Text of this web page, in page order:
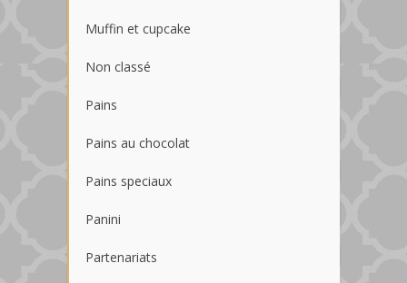
Muffin et cupcake
Non classé
Pains
Pains au chocolat
Pains speciaux
Panini
Partenariats